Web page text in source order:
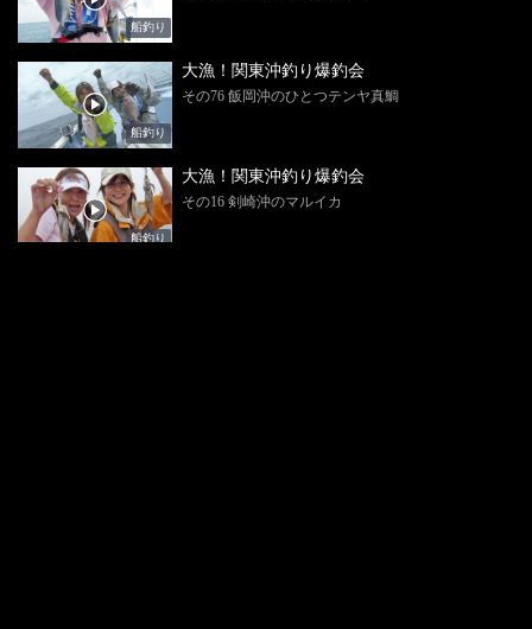
船釣り
船釣り
大漁！関東沖釣り爆釣会
その76 飯岡沖のひとつテンヤ真鯛
船釣り
大漁！関東沖釣り爆釣会
その16 剣崎沖のマルイカ